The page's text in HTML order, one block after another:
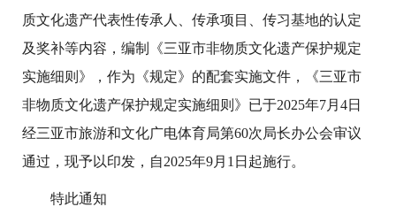
质文化遗产代表性传承人、传承项目、传习基地的认定
及奖补等内容，编制《三亚市非物质文化遗产保护规定
实施细则》，作为《规定》的配套实施文件，《三亚市
非物质文化遗产保护规定实施细则》已于2025年7月4日
经三亚市旅游和文化广电体育局第60次局长办公会审议
通过，现予以印发，自2025年9月1日起施行。
特此通知